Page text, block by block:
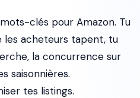
clés pour Amazon. Tu
les acheteurs tapent, tu
la concurrence sur
saisonnières.
tes listings.